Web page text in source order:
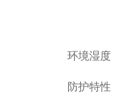
环境湿
防护特